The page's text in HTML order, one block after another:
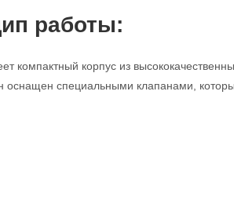
работы:
компактный корпус из
специальными клапанами,